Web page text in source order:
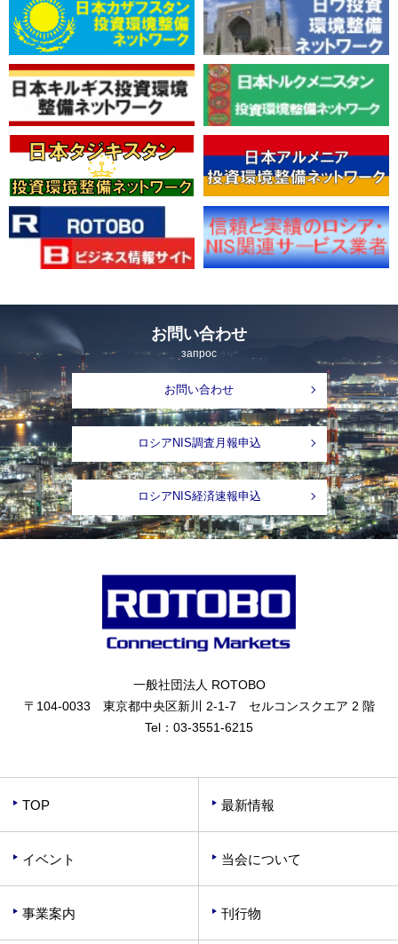
お問い合わせ
запрос
お問い合わせ
ロシアNIS調査月報申込
ロシアNIS経済速報申込
一般社団法人 ROTOBO
〒104-0033 東京都中央区新川 2-1-7 セルコンスクエア 2 階
Tel： 03-3551-6215
TOP 最新情報
イベント 当会について
事業案内 刊行物